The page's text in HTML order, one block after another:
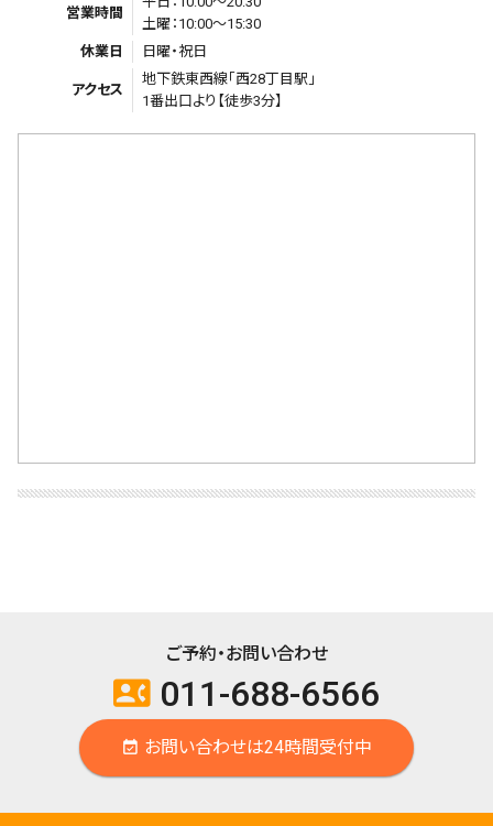
営業時間
土曜：10:00〜15:30
休業日
日曜・祝日
アクセス
地下鉄東西線「西28丁目駅」
1番出口より【徒歩3分】
ご予約・お問い合わせ
contact_phone 011-688-6566
event_available お問い合わせは24時間受付中